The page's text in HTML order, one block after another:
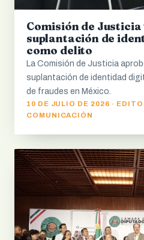
Comisión de
suplantación de
como delito
La Comisión de Justicia
suplantación de identidad
de fraudes en México.
10 DE JULIO DE 2026 ·
COMUNICACIÓN